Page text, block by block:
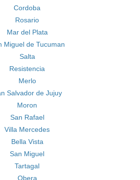
Cordoba
Rosario
Mar del Plata
Miguel de Tucuman
Salta
Resistencia
Merlo
Salvador de Jujuy
Moron
San Rafael
Villa Mercedes
Bella Vista
San Miguel
Tartagal
Obera